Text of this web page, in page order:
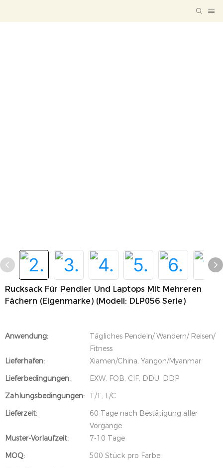
Rucksack Für Pendler Und Laptops Mit Mehreren
Fächern (Eigenmarke) (Modell: DLP056 Serie)
Anwendung:
Tägliches Pendeln/ Wandern/ Reisen/
Fitness
Lieferhafen:
Xiamen/China, Yangon/Myanmar
Lieferbedingungen:
EXW, FOB, CIF, DDU, DDP
Zahlungsbedingungen:
T/T, L/C
Lieferzeit:
60 Tage nach Bestätigung aller
Vorgänge
Muster-Vorlaufzeit:
7-10 Tage
MOQ:
500 Stück pro Farbe